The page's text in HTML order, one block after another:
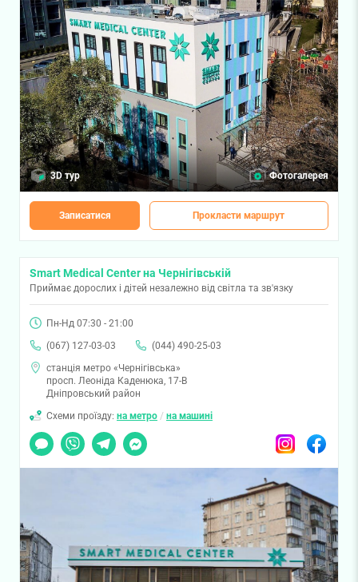
3D тур Фотогалерея
Записатися Прокласти маршрут
Smart Medical Center на Чернігівській
Приймає дорослих і дітей незалежно від світла та зв'язку
Пн-Нд 07:30 - 21:00
(067) 127-03-03
(044) 490-25-03
станція метро «Чернігівська»
просп. Леоніда Каденюка, 17-В
Дніпровський район
Схеми проїзду: на метро / на машині
Чат
Viber TelegramMessenger InstagramFacebook